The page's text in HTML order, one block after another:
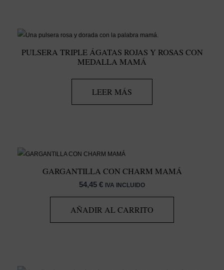
PULSERA TRIPLE ÁGATAS ROJAS Y ROSAS CON
MEDALLA MAMÁ
LEER MÁS
GARGANTILLA CON CHARM MAMÁ
54,45 € IVA INCLUIDO
AÑADIR AL CARRITO